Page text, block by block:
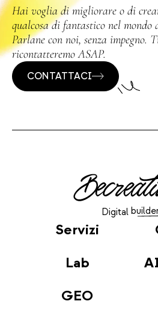
Hai voglia di migliorare o di
qualcosa di fantastico nel mondo
Parlane con noi, senza impegno.
ricontatteremo ASAP.
CONTATTACI
Digital
Servizi
Lab
GEO